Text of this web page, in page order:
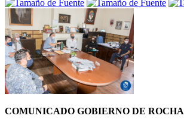
COMUNICADO GOBIERNO DE ROCHA